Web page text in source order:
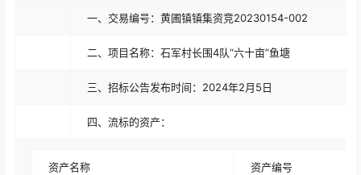
一、交易编号：黄圃镇镇集资竞20230154-002
二、项目名称：石军村长围4队“六十亩”鱼塘
三、招标公告发布时间：2024年2月5日
四、流标的资产：
资产名称 资产编号